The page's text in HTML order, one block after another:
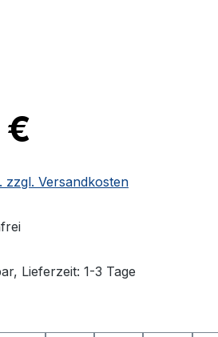
€
zzgl. Versandkosten
Lieferzeit: 1-3 Tage